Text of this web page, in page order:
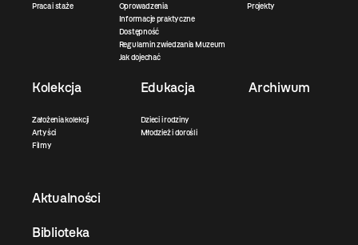
Praca i staże
Oprowadzenia
Informacje praktyczne
Dostępność
Regulamin zwiedzania Muzeum
Jak dojechać
Projekty
Kolekcja
Założenia kolekcji
Artyści
Filmy
Edukacja
Dzieci i rodziny
Młodzież i dorośli
Archiwum
Aktualności
Biblioteka